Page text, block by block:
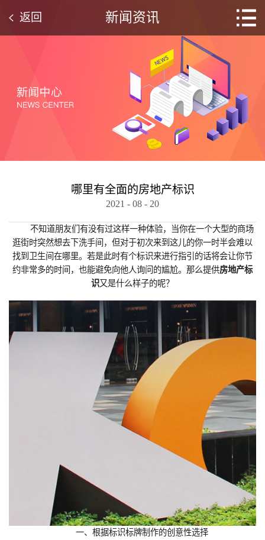
新闻资讯
返回
哪里有全面的房地产标识
2021 - 08 - 20
不知道朋友们有没有过这样一种体验，当你在一个大型的商场
逛街时突然想去下洗手间，但对于初次来到这儿的你一时半会难以
找到卫生间在哪里。若是此时有个标识来进行指引的话将会让你节
约非常多的时间，也能避免向他人询问的尴尬。那么提供房地产标
识又是什么样子的呢？
一、根据标识标牌制作的创意性选择